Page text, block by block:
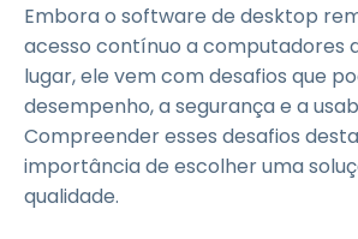
Embora o software de desktop
acesso contínuo a computadores
lugar, ele vem com desafios que
desempenho, a segurança e a
Compreender esses desafios
importância de escolher uma
qualidade.